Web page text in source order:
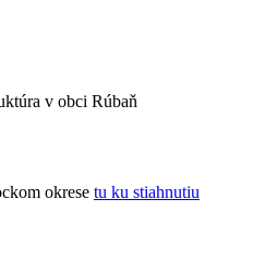
okrese tu ku stiahnutiu